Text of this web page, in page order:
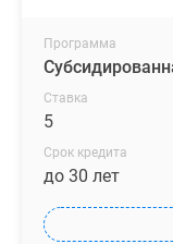
Программа
Ставка
5
Срок кредита
до 30 лет